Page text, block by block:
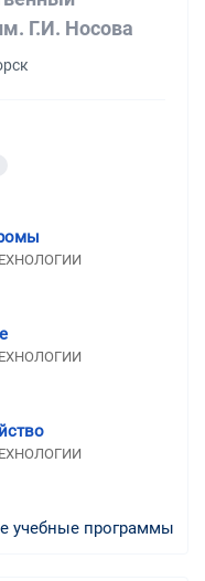
Г.И. Носова
учебные программы